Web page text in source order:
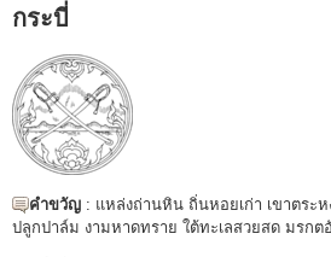
กระบี่
คำขวัญ : แหล่งถ่านหิน ถิ่นหอยเก่า เขาตระห
ปลูกปาล์ม งามหาดทราย ใต้ทะเลสวยสด มรกต